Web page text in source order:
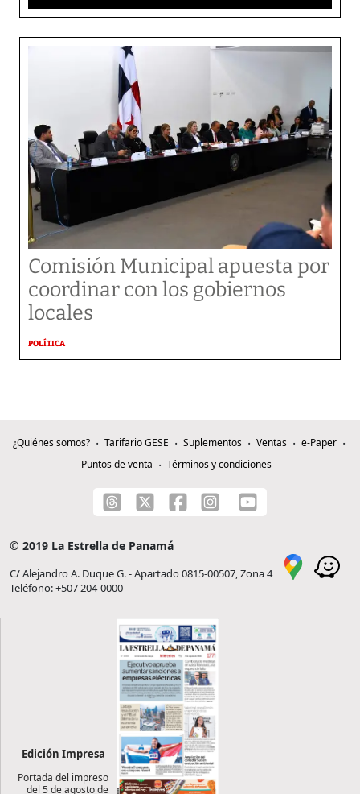
Comisión Municipal apuesta por
coordinar con los gobiernos
locales
POLÍTICA
¿Quiénes somos? Tarifario GESE Suplementos Ventas
e-Paper
Puntos de venta
Términos y condiciones
© 2019 La Estrella de Panamá
C/ Alejandro A. Duque G. - Apartado 0815-00507, Zona 4
Teléfono: +507 204-0000
Edición Impresa
Portada del impreso
del 5 de agosto de